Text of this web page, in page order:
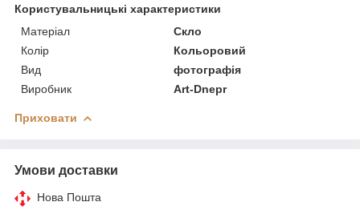
Користувальницькі характеристики
Матеріал
Скло
Колір
Кольоровий
Вид
фотографія
Виробник
Art-Dnepr
Приховати
Умови доставки
Нова Пошта